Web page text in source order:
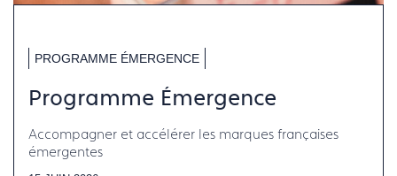
PROGRAMME ÉMERGENCE
Programme Émergence
Accompagner et accélérer les marques françaises
émergentes